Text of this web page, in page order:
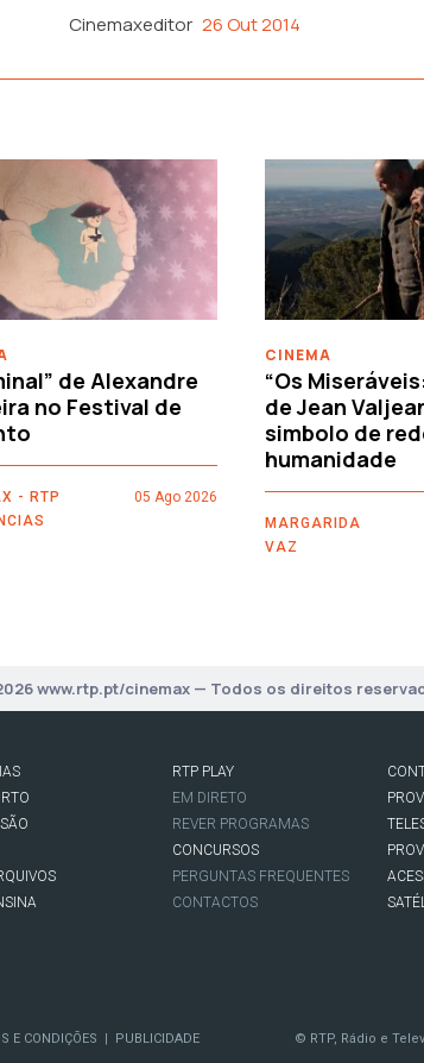
Cinemaxeditor 26 Out 2014
de Alexandre
no Festival de
- RTP
05 Ago 2026
CINEMA
“Os
de Jean
simbolo de
humanidade
MARGARIDA
VAZ
www.rtp.pt/cinemax — Todos os direitos
RTP PLAY
EM DIRETO
REVER PROGRAMAS
CONCURSOS
PERGUNTAS FREQUENTES
CONTACTOS
E CONDIÇÕES PUBLICIDADE © RTP, Rádio e